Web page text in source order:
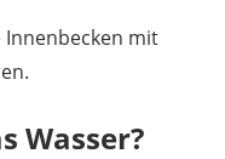
Innenbecken mit
Wasser?